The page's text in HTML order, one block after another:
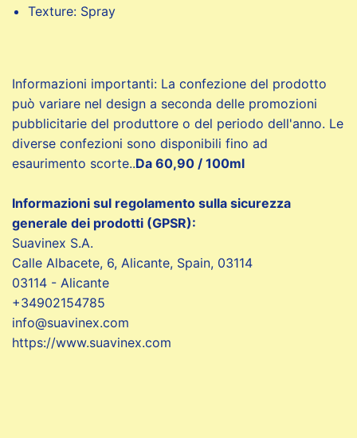
Texture: Spray
Informazioni importanti: La confezione del prodotto
può variare nel design a seconda delle promozioni
pubblicitarie del produttore o del periodo dell'anno. Le
diverse confezioni sono disponibili fino ad
esaurimento scorte..Da 60,90 / 100ml
Informazioni sul regolamento sulla sicurezza
generale dei prodotti (GPSR):
Suavinex S.A.
Calle Albacete, 6, Alicante, Spain, 03114
03114 - Alicante
+34902154785
info@suavinex.com
https://www.suavinex.com